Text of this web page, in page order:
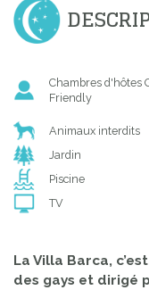
Chambres d'hôtes
Friendly
Animaux interdits
Jardin
Piscine
TV
La Villa Barca,
des gays et dirigé